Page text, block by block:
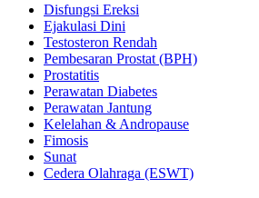
Disfungsi Ereksi
Ejakulasi Dini
Testosteron Rendah
Pembesaran Prostat (BPH)
Prostatitis
Perawatan Diabetes
Perawatan Jantung
Kelelahan & Andropause
Fimosis
Sunat
Cedera Olahraga (ESWT)